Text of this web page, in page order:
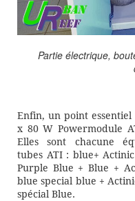
Partie électrique,
Enfin, un point essentiel
x 80 W Powermodule
Elles sont chacune
tubes ATI : blue+
Purple Blue + Blue +
blue special blue +
spécial Blue.